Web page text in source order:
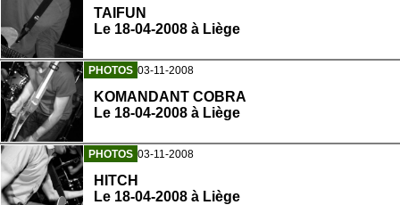
TAIFUN
Le 18-04-2008 à Liège
PHOTOS 03-11-2008
KOMANDANT COBRA
Le 18-04-2008 à Liège
PHOTOS 03-11-2008
HITCH
Le 18-04-2008 à Liège